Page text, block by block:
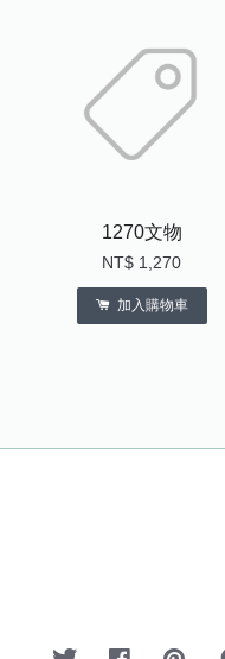
1270文物
NT$ 1,270
加入購物車